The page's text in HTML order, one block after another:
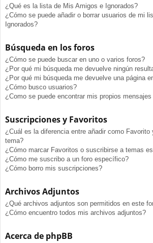
¿Qué es la lista de Mis Amigos e Ignorados?
¿Cómo se puede añadir o borrar usuarios de mi
Ignorados?
Búsqueda en los foros
¿Cómo se puede buscar en uno o varios foros?
¿Por qué mi búsqueda me devuelve ningún
¿Por qué mi búsqueda me devuelve una página
¿Cómo busco usuarios?
¿Como se puede encontrar mis propios
Suscripciones y Favoritos
¿Cuál es la diferencia entre añadir como
tema?
¿Cómo marcar Favoritos o suscribirse a temas
¿Cómo me suscribo a un foro específico?
¿Cómo borro mis suscripciones?
Archivos Adjuntos
¿Qué archivos adjuntos son permitidos en este
¿Cómo encuentro todos mis archivos adjuntos?
Acerca de phpBB